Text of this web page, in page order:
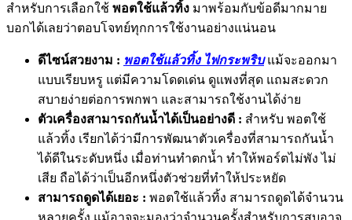
สำหรับการเลือกใช้ พอตใช้แล้วทิ้ง มาพร้อมกับข้อดีมากมาย
บอกได้เลยว่าตอบโจทย์ทุกการใช้งานอย่างแน่นอน
ดีไซน์สวยงาม : พอตใช้แล้วทิ้ง ไฟกระพริบแม้จะออกมา
แบบเรียบหรู แต่มีความโดดเด่น ดูแพงที่สุด แถมสะดวก
สบายง่ายต่อการพกพา และสามารถใช้งานได้ง่าย
ตัวเครื่องสามารถกันน้ำได้เป็นอย่างดี : สำหรับ พอตใช้
แล้วทิ้ง เรียกได้ว่ามีการพัฒนาตัวเครื่องที่สามารถกันน้ำ
ได้ดีในระดับหนึ่ง เมื่อท่านทำตกน้ำ ทำให้พอร์ตไม่พัง ไม่
เสีย ถือได้ว่าเป็นอีกหนึ่งตัวช่วยที่ทำให้ประหยัด
สามารถดูดได้เยอะ : พอตใช้แล้วทิ้ง สามารถดูดได้จำนวน
หลายครั้ง แม้อาจจะมองว่าจำนวนครั้งสำหรับการสูบอาจ